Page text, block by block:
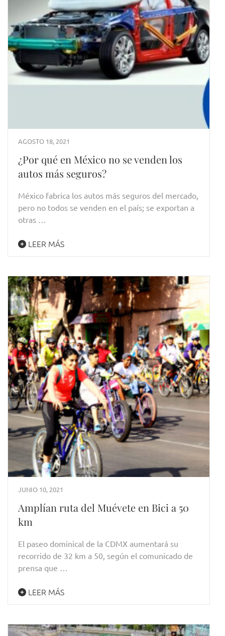
AGOSTO 18, 2021
¿Por qué en México no se venden los
autos más seguros?
México fabrica los autos más seguros del mercado,
pero no todos se venden en el país; se exportan a
otras …
LEER MÁS
JUNIO 10, 2021
Amplían ruta del Muévete en Bici a 50
km
El paseo dominical de la CDMX aumentará su
recorrido de 32 km a 50, según el comunicado de
prensa que …
LEER MÁS